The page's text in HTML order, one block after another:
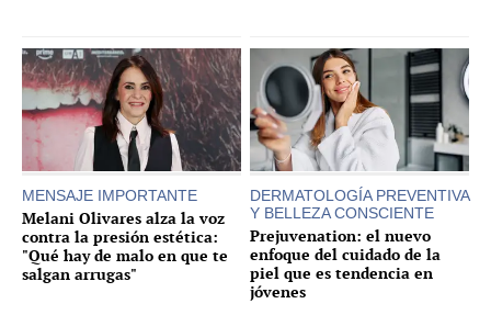
MENSAJE IMPORTANTE
Melani Olivares alza la voz
contra la presión estética:
"Qué hay de malo en que te
salgan arrugas"
DERMATOLOGÍA PREVENTIVA
Y BELLEZA CONSCIENTE
Prejuvenation: el nuevo
enfoque del cuidado de la
piel que es tendencia en
jóvenes